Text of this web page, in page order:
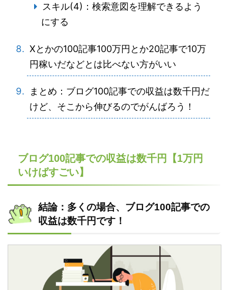
スキル(4)：検索意図を理解できるよう
にする
Xとかの100記事100万円とか20記事で10万
円稼いだなどとは比べない方がいい
まとめ：ブログ100記事での収益は数千円だ
けど、そこから伸びるのでがんばろう！
ブログ100記事での収益は数千円【1万円
いけばすごい】
結論：多くの場合、ブログ100記事での
収益は数千円です！